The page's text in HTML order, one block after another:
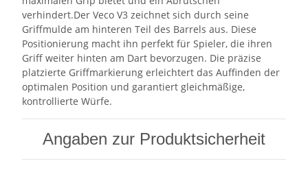
verhindert.Der Veco V3 zeichnet sich durch seine
Griffmulde am hinteren Teil des Barrels aus. Diese
Positionierung macht ihn perfekt für Spieler, die ihren
Griff weiter hinten am Dart bevorzugen. Die präzise
platzierte Griffmarkierung erleichtert das Auffinden der
optimalen Position und garantiert gleichmäßige,
kontrollierte Würfe.
Angaben zur Produktsicherheit